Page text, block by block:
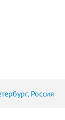
Россия